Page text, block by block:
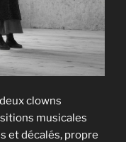
clowns
musicales
et décalés, propre